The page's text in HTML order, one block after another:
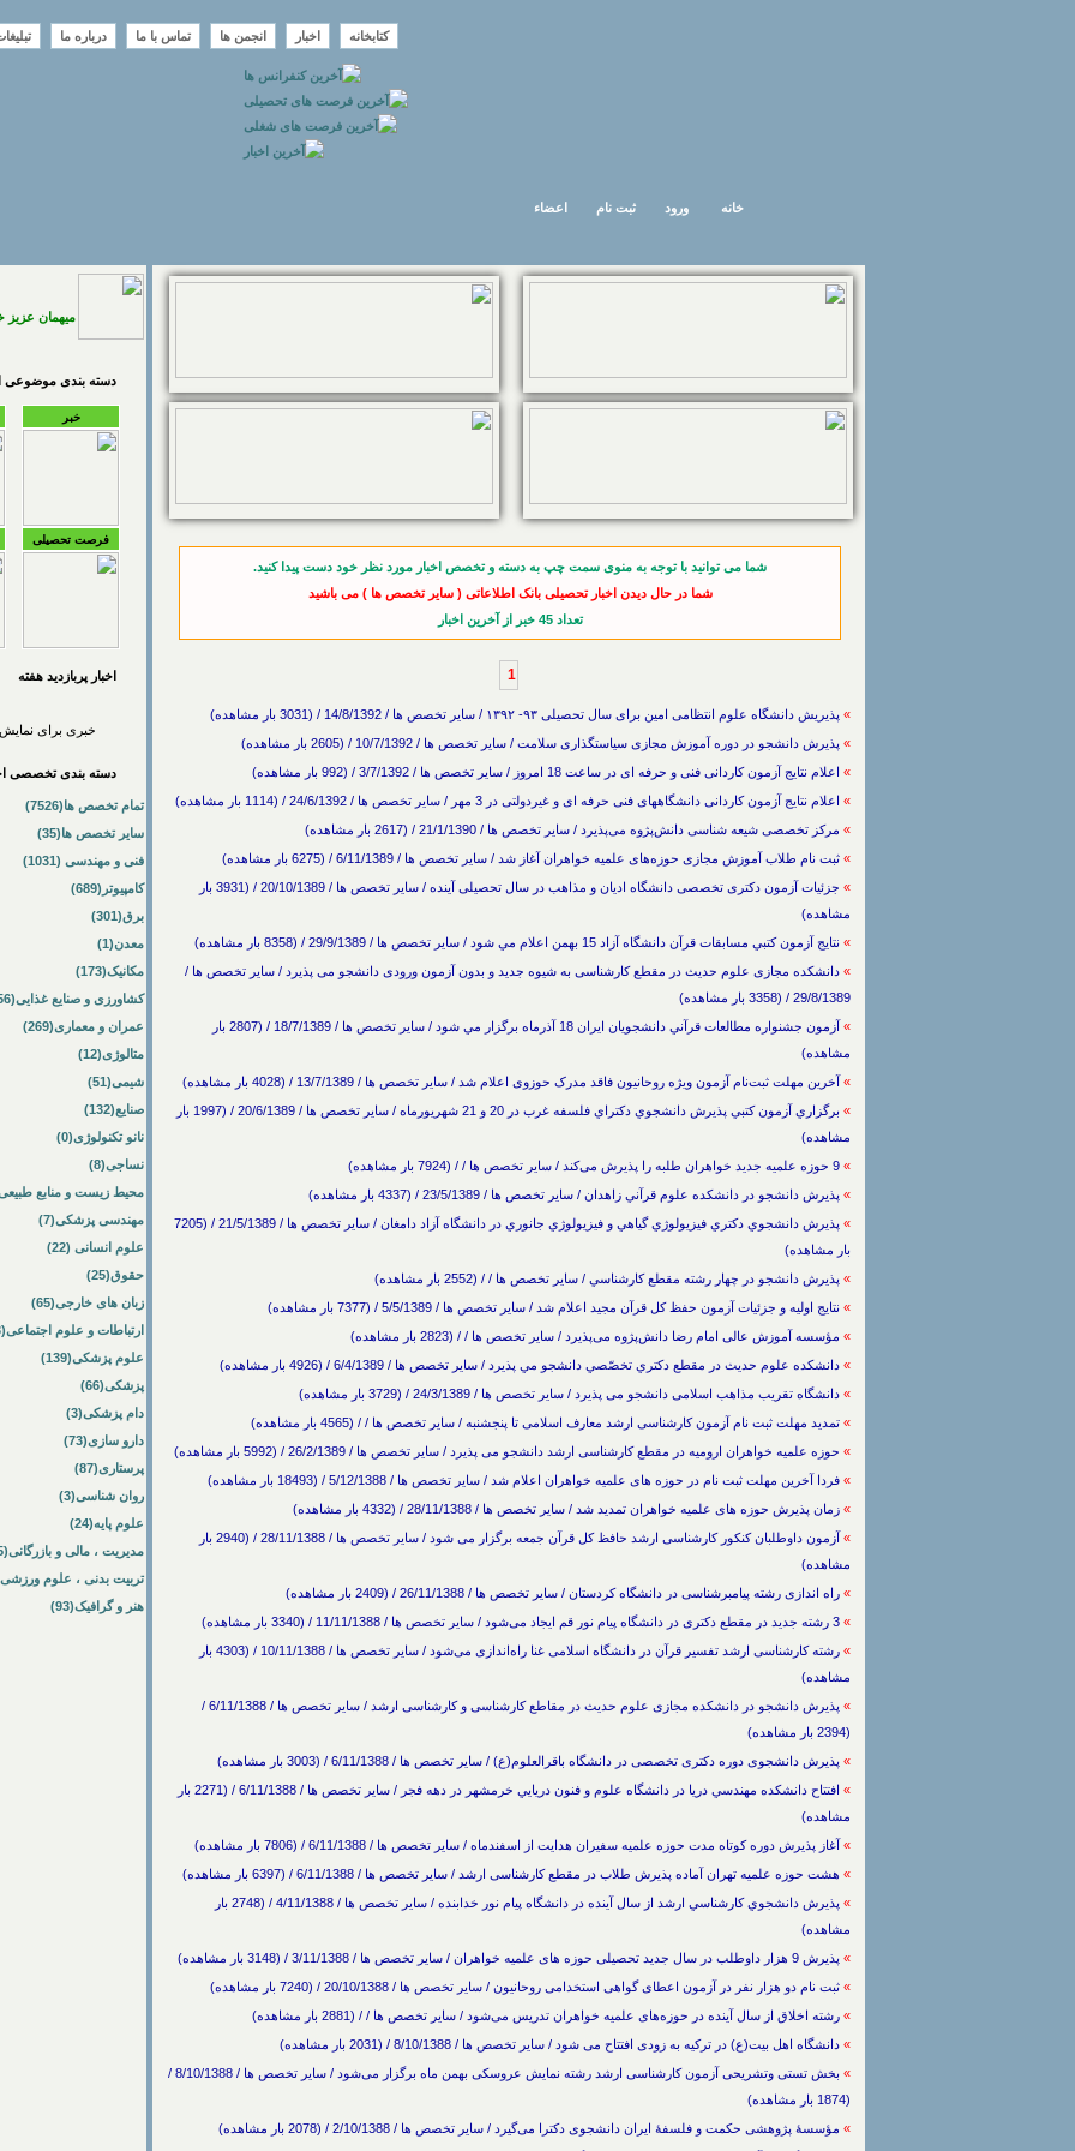
کتابخانه اخبار انجمن ها تماس با ما درباره ما
اعضاء ثبت نام ورود خانه
شما می توانید با توجه به منوی سمت چپ به دسته و تخصص اخبار مورد نظر خود دست پیدا کنید.
شما در حال دیدن اخبار تحصیلی بانک اطلاعاتی ( سایر تخصص ها ) می باشید
تعداد 45 خبر از آخرین اخبار
1
» پذیریش دانشگاه علوم انتظامی امین برای سال تحصیلی ۹۳- ۱۳۹۲ / سایر تخصص ها / 14/8/1392 / (3031 بار مشاهده)
» پذیرش دانشجو در دوره آموزش مجازی سیاستگذاری سلامت / سایر تخصص ها / 10/7/1392 / (2605 بار مشاهده)
» اعلام نتایج آزمون کاردانی فنی و حرفه ای در ساعت 18 امروز / سایر تخصص ها / 3/7/1392 / (992 بار مشاهده)
» اعلام نتایج آزمون کاردانی دانشگاههای فنی حرفه ای و غیردولتی در 3 مهر / سایر تخصص ها / 24/6/1392 / (1114 بار مشاهده)
» مرکز تخصصی شیعه شناسی دانش‌پژوه می‌پذیرد / سایر تخصص ها / 21/1/1390 / (2617 بار مشاهده)
» ثبت نام طلاب آموزش مجازی حوزه‌های علمیه خواهران آغاز شد / سایر تخصص ها / 6/11/1389 / (6275 بار مشاهده)
»
جزئیات آزمون دکتری تخصصی دانشگاه ادیان و مذاهب در سال تحصیلی آینده / سایر تخصص ها / 20/10/1389 / (3931 بار
مشاهده)
» نتايج آزمون كتبي مسابقات قرآن دانشگاه آزاد 15 بهمن اعلام مي شود / سایر تخصص ها / 29/9/1389 / (8358 بار مشاهده)
» دانشکده مجازی علوم حدیث در مقطع کارشناسی به شیوه جدید و بدون آزمون ورودی دانشجو می پذیرد / سایر تخصص ها /
29/8/1389 / (3358 بار مشاهده)
»
آزمون جشنواره مطالعات قرآني دانشجويان ايران 18 آذرماه برگزار مي شود / سایر تخصص ها / 18/7/1389 / (2807 بار
مشاهده)
» آخرین مهلت ثبت‌نام آزمون ویژه روحانیون فاقد مدرک حوزوی اعلام شد / سایر تخصص ها / 13/7/1389 / (4028 بار مشاهده)
»
برگزاري آزمون کتبي پذيرش دانشجوي دکتراي فلسفه غرب در 20 و 21 شهريورماه / سایر تخصص ها / 20/6/1389 / (1997 بار
مشاهده)
» 9 حوزه علمیه جدید خواهران طلبه را پذیرش می‌کند / سایر تخصص ها / / (7924 بار مشاهده)
» پذيرش دانشجو در دانشكده علوم قرآني زاهدان / سایر تخصص ها / 23/5/1389 / (4337 بار مشاهده)
»
پذيرش دانشجوي دکتري فيزيولوژي گياهي و فيزيولوژي جانوري در دانشگاه آزاد دامغان / سایر تخصص ها / 21/5/1389 / (7205
بار مشاهده)
» پذيرش دانشجو در چهار رشته مقطع کارشناسي / سایر تخصص ها / / (2552 بار مشاهده)
» نتایج اولیه و جزئیات آزمون حفظ کل قرآن مجید اعلام شد / سایر تخصص ها / 5/5/1389 / (7377 بار مشاهده)
» مؤسسه آموزش عالی امام رضا دانش‌پژوه می‌پذیرد / سایر تخصص ها / / (2823 بار مشاهده)
» دانشکده علوم حديث در مقطع دكتري تخصّصي دانشجو مي پذيرد / سایر تخصص ها / 6/4/1389 / (4926 بار مشاهده)
» دانشگاه تقریب مذاهب اسلامی دانشجو می پذیرد / سایر تخصص ها / 24/3/1389 / (3729 بار مشاهده)
» تمدید مهلت ثبت نام آزمون کارشناسی ارشد معارف اسلامی تا پنجشنبه / سایر تخصص ها / / (4565 بار مشاهده)
» حوزه علمیه خواهران ارومیه در مقطع کارشناسی ارشد دانشجو می پذیرد / سایر تخصص ها / 26/2/1389 / (5992 بار مشاهده)
» فردا آخرین مهلت ثبت نام در حوزه های علمیه خواهران اعلام شد / سایر تخصص ها / 5/12/1388 / (18493 بار مشاهده)
» زمان پذیرش حوزه های علمیه خواهران تمدید شد / سایر تخصص ها / 28/11/1388 / (4332 بار مشاهده)
»
آزمون داوطلبان کنکور کارشناسی ارشد حافظ کل قرآن جمعه برگزار می شود / سایر تخصص ها / 28/11/1388 / (2940 بار
مشاهده)
» راه اندازی رشته پیامبرشناسی در دانشگاه کردستان / سایر تخصص ها / 26/11/1388 / (2409 بار مشاهده)
» 3 رشته جدید در مقطع دکتری در دانشگاه پیام نور قم ایجاد می‌شود / سایر تخصص ها / 11/11/1388 / (3340 بار مشاهده)
»
رشته کارشناسی ارشد تفسیر قرآن در دانشگاه اسلامی غنا راه‌اندازی می‌شود / سایر تخصص ها / 10/11/1388 / (4303 بار
مشاهده)
»
پذیرش دانشجو در دانشکده مجازی علوم حدیث در مقاطع کارشناسی و کارشناسی ارشد / سایر تخصص ها / 6/11/1388 /
(2394 بار مشاهده)
» پذيرش دانشجوی دوره دكتری تخصصی در دانشگاه باقرالعلوم(ع) / سایر تخصص ها / 6/11/1388 / (3003 بار مشاهده)
»
افتتاح دانشكده مهندسي دريا در دانشگاه علوم و فنون دريايي خرمشهر در دهه فجر / سایر تخصص ها / 6/11/1388 / (2271 بار
مشاهده)
» آغاز پذیرش دوره کوتاه مدت حوزه علمیه سفیران هدایت از اسفندماه / سایر تخصص ها / 6/11/1388 / (7806 بار مشاهده)
» هشت حوزه علمیه تهران آماده پذیرش طلاب در مقطع کارشناسی ارشد / سایر تخصص ها / 6/11/1388 / (6397 بار مشاهده)
»
پذيرش دانشجوي كارشناسي ارشد از سال آينده در دانشگاه پيام نور خدابنده / سایر تخصص ها / 4/11/1388 / (2748 بار
مشاهده)
» پذیرش 9 هزار داوطلب در سال جدید تحصیلی حوزه های علمیه خواهران / سایر تخصص ها / 3/11/1388 / (3148 بار مشاهده)
» ثبت نام دو هزار نفر در آزمون اعطای گواهی استخدامی روحانیون / سایر تخصص ها / 20/10/1388 / (7240 بار مشاهده)
» رشته اخلاق از سال آینده در حوزه‌های علمیه خواهران تدریس می‌شود / سایر تخصص ها / / (2881 بار مشاهده)
» دانشگاه اهل بیت(ع) در ترکیه به زودی افتتاح می شود / سایر تخصص ها / 8/10/1388 / (2031 بار مشاهده)
»
بخش تستی وتشریحی آزمون كارشناسی ارشد رشته نمایش عروسكی بهمن ماه برگزار می‌شود / سایر تخصص ها / 8/10/1388 /
(1874 بار مشاهده)
» مؤسسۀ پژوهشی حکمت و فلسفۀ ایران دانشجوی دکترا می‌گیرد / سایر تخصص ها / 2/10/1388 / (2078 بار مشاهده)
میهمان عزیز
دسته بندی موضوعی
خبر
فرصت تحصیلی
اخبار پربازديد هفته
خبری برای
دسته بندی تخصصی
تمام تخصص ها(7526)
سایر تخصص ها(35)
فنی و مهندسی (1031)
کامپیوتر(689)
برق(301)
معدن(1)
مکانیک(173)
کشاورزی و صنایع غذایی(56)
عمران و معماری(269)
متالوژی(12)
شیمی(51)
صنایع(132)
نانو تکنولوژی(0)
نساجی(8)
محیط زیست و منابع
مهندسی پزشکی(7)
علوم انسانی (22)
حقوق(25)
زبان های خارجی(65)
ارتباطات و علوم اجتماعی(3)
علوم پزشکی(139)
پزشکی(66)
دام پزشکی(3)
دارو سازی(73)
پرستاری(87)
روان شناسی(3)
علوم پایه(24)
مدیریت ، مالی و بازرگانی(385)
تربیت بدنی ، علوم
هنر و گرافیک(93)